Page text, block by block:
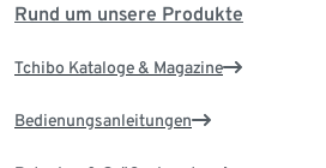
Rund um unsere Produkte
Tchibo Kataloge & Magazine
Bedienungsanleitungen